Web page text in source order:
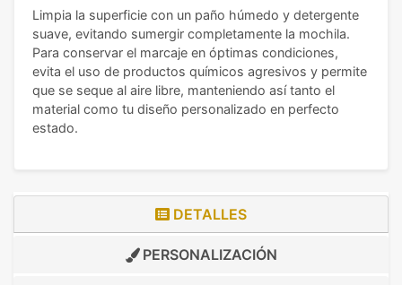
Limpia la superficie con un paño húmedo y detergente
suave, evitando sumergir completamente la mochila.
Para conservar el marcaje en óptimas condiciones,
evita el uso de productos químicos agresivos y permite
que se seque al aire libre, manteniendo así tanto el
material como tu diseño personalizado en perfecto
estado.
DETALLES
PERSONALIZACIÓN